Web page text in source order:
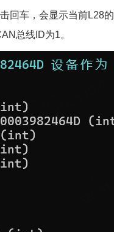
回车，会显示当前L28
总线ID为1。